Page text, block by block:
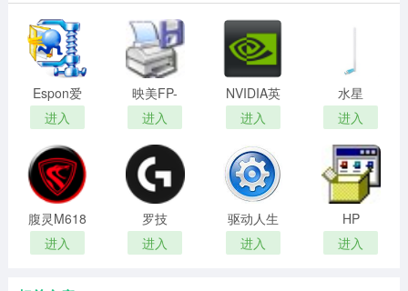
Espon爱
普生
L3118打
印机驱动
进入
映美FP-
530K打印
机驱动
进入
NVIDIA英
伟达显卡
驱动win10
64位
进入
水星
MW150UH
无线网卡
驱动
进入
腹灵M618
鼠标驱动
进入
罗技
Logitech
G HUB驱
进入
驱动人生
2012
进入
HP
LaserJet
Pro
进入